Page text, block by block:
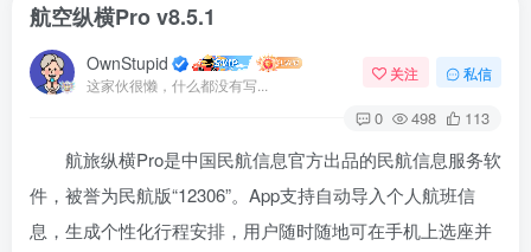
航空纵横Pro v8.5.1
OwnStupid
这家伙很懒，什么都没有写...
关注 私信
0 498 113
航旅纵横Pro是中国民航信息官方出品的民航信息服务软
件，被誉为民航版“12306”。App支持自动导入个人航班信
息，生成个性化行程安排，用户随时随地可在手机上选座并
扫码登录
使用其它方式登录或 注册